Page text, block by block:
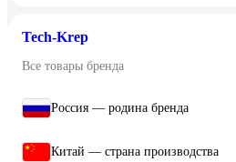
Tech-Krep
Все товары бренда
Россия — родина бренда
Китай — страна производства